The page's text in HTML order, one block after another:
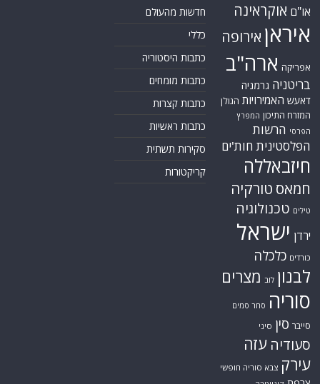
או"ם אוקראינה
איראן אירופה
אפריקה ארה"ב
בריטניה גרמניה
דאעש האמירויות הגולן
המזרח התיכון המפרץ
הפרסי הרשות
הפלסטינית חות'ים
חיזבאללה
חמאס טורקיה
טילים טכנולוגיה
ירדן ישראל
כורדים כלכלה
לבנון לוב מצרים
סוריה סחר סמים
סייבר סין סיני
סעודיה עזה
עירק צבא סוריה חופשי
חדשות מהעולם
כללי
כתבות היסטוריה
כתבות מומחים
כתבות קצרות
כתבות ראשיות
סקירות תשתית
קריקטורות